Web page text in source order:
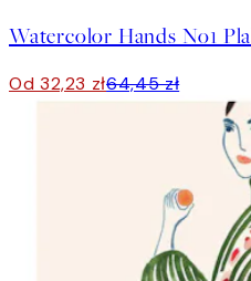
Watercolor Hands No1
Od 32,23 zł64,45 zł